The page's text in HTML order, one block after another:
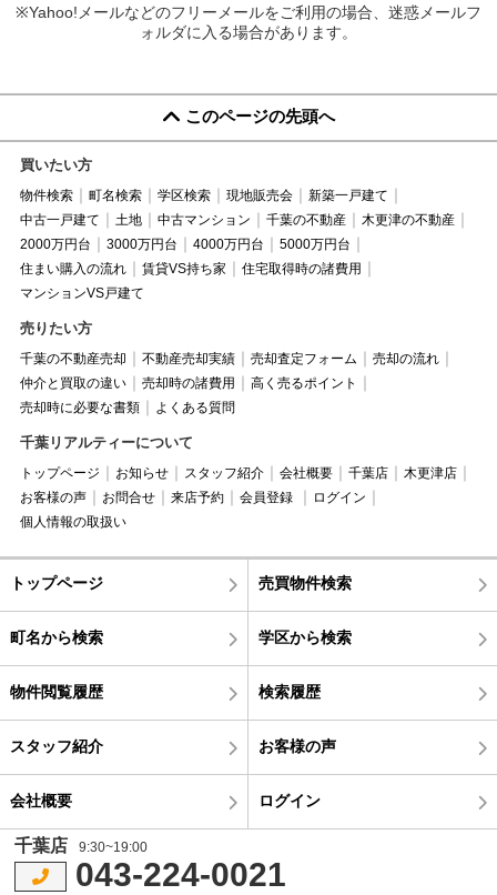
※Yahoo!メールなどのフリーメールをご利用の場合、迷惑メールフ
ォルダに入る場合があります。
このページの先頭へ
買いたい方
物件検索 町名検索 学区検索 現地販売会
新築一戸建て
中古一戸建て
土地 中古マンション 千葉の不動産
木更津の不動産
2000万円台
3000万円台 4000万円台
5000万円台
住まい購入の流れ
賃貸VS持ち家
住宅取得時の諸費用
マンションVS戸建て
売りたい方
千葉の不動産売却 不動産売却実績 売却査定フォーム
売却の流れ
仲介と買取の違い
売却時の諸費用
高く売るポイント
売却時に必要な書類
よくある質問
千葉リアルティーについて
トップページ お知らせ スタッフ紹介 会社概要 千葉店
木更津店
お客様の声
お問合せ 来店予約 会員登録
ログイン
個人情報の取扱い
トップページ 売買物件検索
町名から検索 学区から検索
物件閲覧履歴 検索履歴
スタッフ紹介 お客様の声
会社概要 ログイン
千葉店 9:30~19:00
043-224-0021